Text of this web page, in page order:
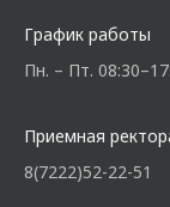
График работы
Пн. – Пт.
Приемная
8(7222)52-22-51